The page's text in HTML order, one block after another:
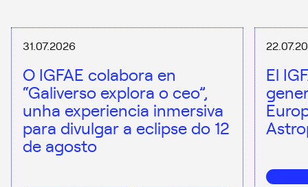
31.07.2026
O IGFAE colabora en
“Galiverso explora o ceo”,
unha experiencia inmersiva
para divulgar a eclipse do 12
de agosto
El